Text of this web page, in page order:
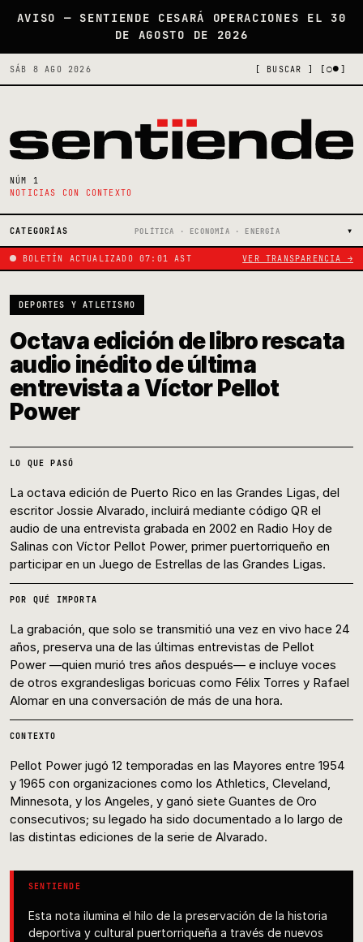
AVISO — SENTIENDE CESARÁ OPERACIONES EL 30
DE AGOSTO DE 2026
SÁB 8 AGO 2026 [ BUSCAR ] [○●]
NÚM 1
NOTICIAS CON CONTEXTO
CATEGORÍAS POLÍTICA · ECONOMÍA · ENERGÍA
BOLETÍN ACTUALIZADO 07:01 AST VER TRANSPARENCIA →
DEPORTES Y ATLETISMO
Octava edición de libro rescata
audio inédito de última
entrevista a Víctor Pellot
Power
LO QUE PASÓ
La octava edición de Puerto Rico en las Grandes Ligas, del
escritor Jossie Alvarado, incluirá mediante código QR el
audio de una entrevista grabada en 2002 en Radio Hoy de
Salinas con Víctor Pellot Power, primer puertorriqueño en
participar en un Juego de Estrellas de las Grandes Ligas.
POR QUÉ IMPORTA
La grabación, que solo se transmitió una vez en vivo hace 24
años, preserva una de las últimas entrevistas de Pellot
Power —quien murió tres años después— e incluye voces
de otros exgrandesligas boricuas como Félix Torres y Rafael
Alomar en una conversación de más de una hora.
CONTEXTO
Pellot Power jugó 12 temporadas en las Mayores entre 1954
y 1965 con organizaciones como los Athletics, Cleveland,
Minnesota, y los Angeles, y ganó siete Guantes de Oro
consecutivos; su legado ha sido documentado a lo largo de
las distintas ediciones de la serie de Alvarado.
SENTIENDE
Esta nota ilumina el hilo de la preservación de la historia
deportiva y cultural puertorriqueña a través de nuevos